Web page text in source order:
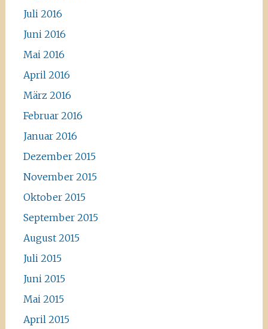
Juli 2016
Juni 2016
Mai 2016
April 2016
März 2016
Februar 2016
Januar 2016
Dezember 2015
November 2015
Oktober 2015
September 2015
August 2015
Juli 2015
Juni 2015
Mai 2015
April 2015